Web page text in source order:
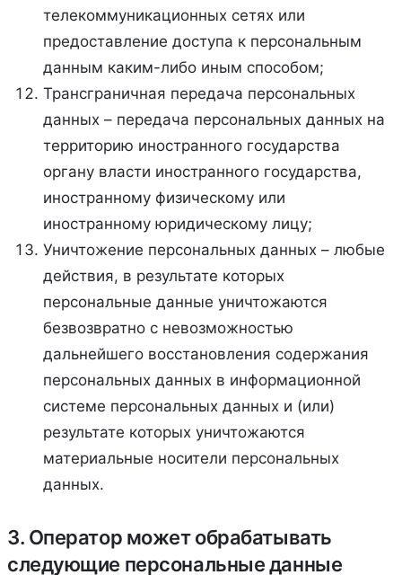
телекоммуникационных сетях или
предоставление доступа к персональным
данным каким-либо иным способом;
Трансграничная передача персональных
данных – передача персональных данных на
территорию иностранного государства
органу власти иностранного государства,
иностранному физическому или
иностранному юридическому лицу;
Уничтожение персональных данных – любые
действия, в результате которых
персональные данные уничтожаются
безвозвратно с невозможностью
дальнейшего восстановления содержания
персональных данных в информационной
системе персональных данных и (или)
результате которых уничтожаются
материальные носители персональных
данных.
3. Оператор может обрабатывать
следующие персональные данные